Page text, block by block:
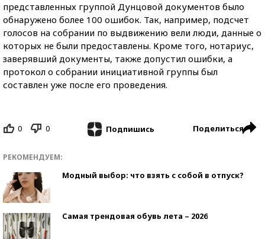
представленных группой Дунцовой документов было
обнаружено более 100 ошибок. Так, например, подсчет
голосов на собрании по выдвижению вели люди, данные о
которых не были предоставлены. Кроме того, нотариус,
заверявший документы, также допустил ошибки, а
протокол о собрании инициативной группы был
составлен уже после его проведения.
0 0 Подпишись Поделиться
РЕКОМЕНДУЕМ:
Модный выбор: что взять с собой в отпуск?
Самая трендовая обувь лета – 2026